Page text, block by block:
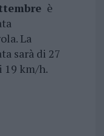
è
La
sarà di 27
19 km/h.